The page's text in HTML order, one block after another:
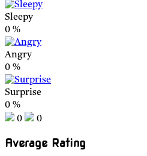
Sleepy
0 %
Angry
0 %
Surprise
0 %
0
0
Average Rating